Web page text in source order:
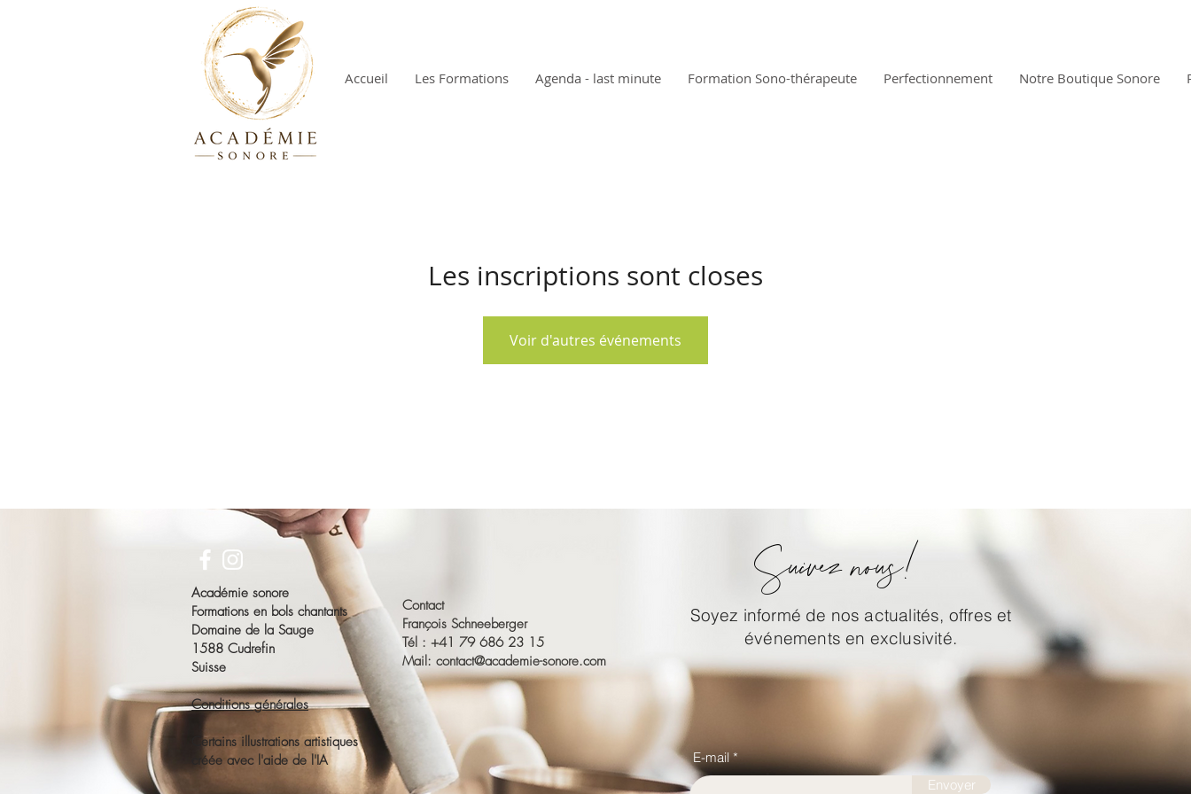
Accueil Les Formations Agenda - last minute Formation Sono-thérapeute Perfectionnement Notre Boutique Sonore
Les inscriptions sont closes
Voir d'autres événements
Académie sonore
Formations en bols chantants
Domaine de la Sauge
1588 Cudrefin
Suisse
Conditions générales
Certains illustrations artistiques
créée avec l'aide de l'IA
Contact
François Schneeberger
Tél : +41 79 686 23 15
Mail: contact@academie-sonore.com
E-mail
Envoyer
Suivez nous!
Soyez informé de nos actualités, offres et
événements en exclusivité.